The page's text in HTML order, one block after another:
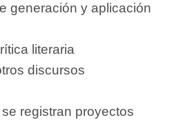
generación y aplicación
literaria
discursos
registran proyectos